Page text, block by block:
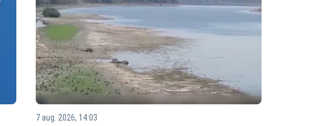
7 aug. 2026, 14:03